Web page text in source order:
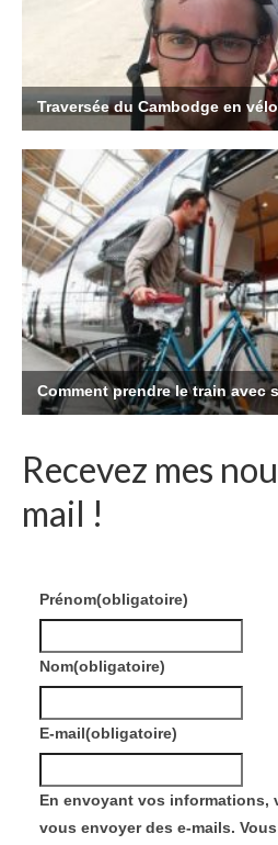
Recevez mes
mail !
Prénom(obligatoire)
Nom(obligatoire)
E-mail(obligatoire)
En envoyant vos informations,
vous envoyer des e-mails.